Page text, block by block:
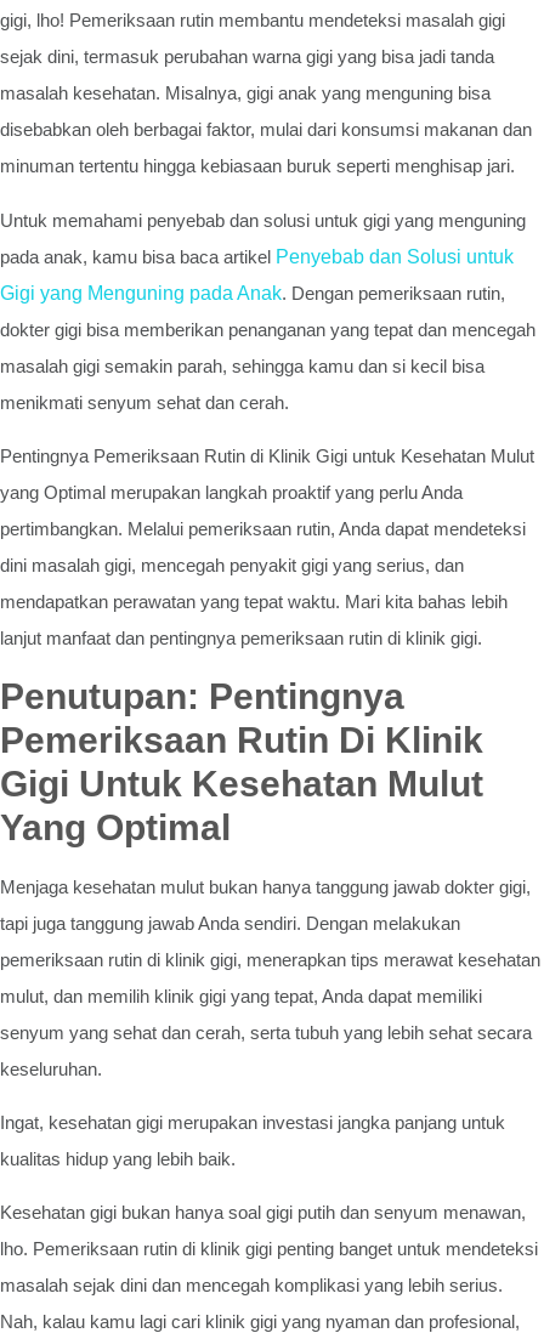
gigi, lho! Pemeriksaan rutin membantu mendeteksi masalah gigi
sejak dini, termasuk perubahan warna gigi yang bisa jadi tanda
masalah kesehatan. Misalnya, gigi anak yang menguning bisa
disebabkan oleh berbagai faktor, mulai dari konsumsi makanan dan
minuman tertentu hingga kebiasaan buruk seperti menghisap jari.
Untuk memahami penyebab dan solusi untuk gigi yang menguning
pada anak, kamu bisa baca artikel Penyebab dan Solusi untuk
Gigi yang Menguning pada Anak. Dengan pemeriksaan rutin,
dokter gigi bisa memberikan penanganan yang tepat dan mencegah
masalah gigi semakin parah, sehingga kamu dan si kecil bisa
menikmati senyum sehat dan cerah.
Pentingnya Pemeriksaan Rutin di Klinik Gigi untuk Kesehatan Mulut
yang Optimal merupakan langkah proaktif yang perlu Anda
pertimbangkan. Melalui pemeriksaan rutin, Anda dapat mendeteksi
dini masalah gigi, mencegah penyakit gigi yang serius, dan
mendapatkan perawatan yang tepat waktu. Mari kita bahas lebih
lanjut manfaat dan pentingnya pemeriksaan rutin di klinik gigi.
Penutupan: Pentingnya
Pemeriksaan Rutin Di Klinik
Gigi Untuk Kesehatan Mulut
Yang Optimal
Menjaga kesehatan mulut bukan hanya tanggung jawab dokter gigi,
tapi juga tanggung jawab Anda sendiri. Dengan melakukan
pemeriksaan rutin di klinik gigi, menerapkan tips merawat kesehatan
mulut, dan memilih klinik gigi yang tepat, Anda dapat memiliki
senyum yang sehat dan cerah, serta tubuh yang lebih sehat secara
keseluruhan.
Ingat, kesehatan gigi merupakan investasi jangka panjang untuk
kualitas hidup yang lebih baik.
Kesehatan gigi bukan hanya soal gigi putih dan senyum menawan,
lho. Pemeriksaan rutin di klinik gigi penting banget untuk mendeteksi
masalah sejak dini dan mencegah komplikasi yang lebih serius.
Nah, kalau kamu lagi cari klinik gigi yang nyaman dan profesional,